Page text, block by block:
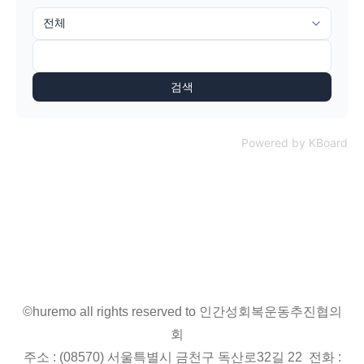
검색
Powered by KBoard
©huremo all rights reserved to 인간성회복운동추진협의
회
주소 : (08570) 서울특별시 금천구 독산로32길 22 전화 :